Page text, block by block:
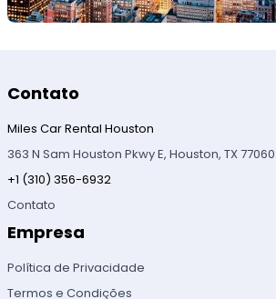
Contato
Miles Car Rental Houston
363 N Sam Houston Pkwy E, Houston, TX 77060
+1 (310) 356-6932
Contato
Empresa
Política de Privacidade
Termos e Condições